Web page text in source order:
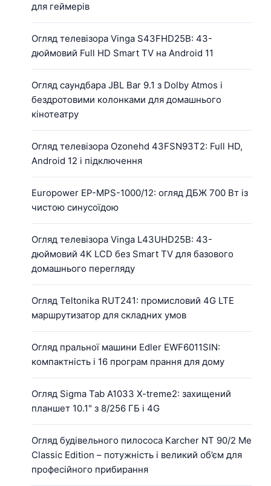
для геймерів
Огляд телевізора Vinga S43FHD25B: 43-
дюймовий Full HD Smart TV на Android 11
Огляд саундбара JBL Bar 9.1 з Dolby Atmos і
бездротовими колонками для домашнього
кінотеатру
Огляд телевізора Ozonehd 43FSN93T2: Full HD,
Android 12 і підключення
Europower EP-MPS-1000/12: огляд ДБЖ 700 Вт із
чистою синусоїдою
Огляд телевізора Vinga L43UHD25B: 43-
дюймовий 4K LCD без Smart TV для базового
домашнього перегляду
Огляд Teltonika RUT241: промисловий 4G LTE
маршрутизатор для складних умов
Огляд пральної машини Edler EWF6011SIN:
компактність і 16 програм прання для дому
Огляд Sigma Tab A1033 X-treme2: захищений
планшет 10.1" з 8/256 ГБ і 4G
Огляд будівельного пилососа Karcher NT 90/2 Me
Classic Edition – потужність і великий об’єм для
професійного прибирання